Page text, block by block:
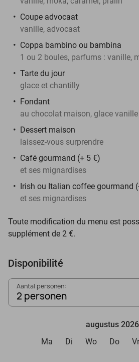
Coupe advocaat
vanille, advocaat
Coppa bambino ou bambina
1 ou 2 boules, parfums : vanille,
Tarte du jour
glace et chantilly
Fondant
au chocolat maison, glace vanille
Dessert maison
laissez-vous surprendre
Café gourmand (+ 5 €)
et ses mignardises
Irish ou Italian coffee gourmand
et ses mignardises
Toute modification du menu est
supplément de 2 €.
Disponibilité
Aantal personen:
2 personen
augustus 2026
Ma
Di Wo Do Vr